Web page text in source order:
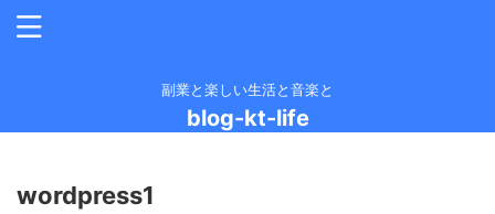
副業と楽しい生活と音楽と
blog-kt-life
wordpress1